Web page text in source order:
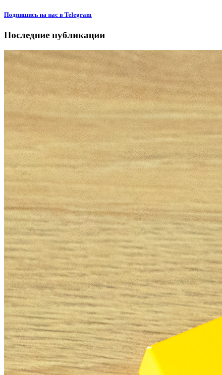
Подпишиcь на нас в Telegram
Последние публикации